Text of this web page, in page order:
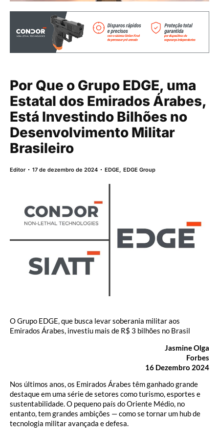
Por Que o Grupo EDGE, uma
Estatal dos Emirados Árabes,
Está Investindo Bilhões no
Desenvolvimento Militar
Brasileiro
Editor 17 de dezembro de 2024 EDGE,EDGE Group
O Grupo EDGE, que busca levar soberania militar aos
Emirados Árabes, investiu mais de R$ 3 bilhões no Brasil
Jasmine Olga
Forbes
16 Dezembro 2024
Nos últimos anos, os Emirados Árabes têm ganhado grande
destaque em uma série de setores como turismo, esportes e
sustentabilidade. O pequeno país do Oriente Médio, no
entanto, tem grandes ambições — como se tornar um hub de
tecnologia militar avançada e defesa.